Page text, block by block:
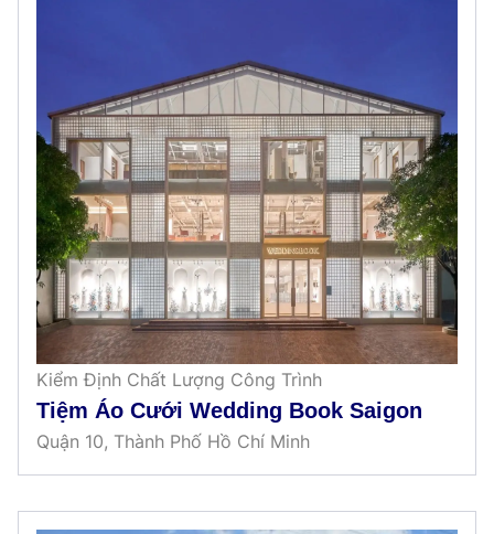
Kiểm Định Chất Lượng Công Trình
Tiệm Áo Cưới Wedding Book Saigon
Quận 10, Thành Phố Hồ Chí Minh